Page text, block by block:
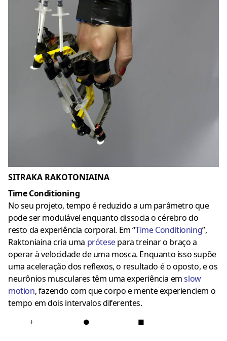
SITRAKA RAKOTONIAINA
Time Conditioning
No seu projeto, tempo é reduzido a um parâmetro que
pode ser modulável enquanto dissocia o cérebro do
resto da experiência corporal. Em “Time Conditioning”,
Raktoniaina cria uma prótesepara treinar o braço a
operar à velocidade de uma mosca. Enquanto isso supõe
uma aceleração dos reflexos, o resultado é o oposto, e os
neurônios musculares têm uma experiência emslow
motion, fazendo com que corpo e mente experienciem o
tempo em dois intervalos diferentes.
+ ● ■